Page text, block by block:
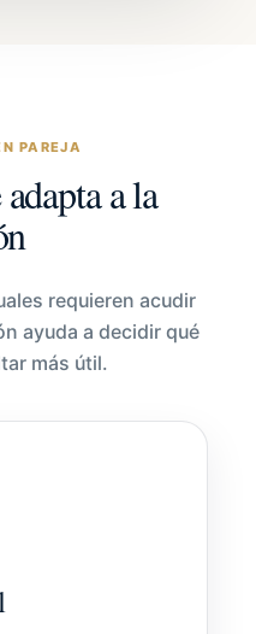
PAREJA
a la
requieren acudir
ayuda a decidir qué
más útil.